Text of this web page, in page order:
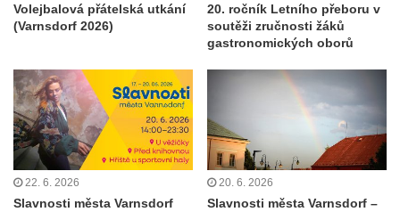
Volejbalová přátelská utkání
(Varnsdorf 2026)
20. ročník Letního přeboru v
soutěži zručnosti žáků
gastronomických oborů
22. 6. 2026
Slavnosti města Varnsdorf
20. 6. 2026
Slavnosti města Varnsdorf –